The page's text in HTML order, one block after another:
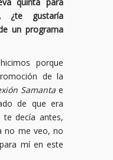
quinta para
¿te gustaría
un programa
porque
de la
Samanta e
de que era
te decía antes,
no me veo, no
mí en este